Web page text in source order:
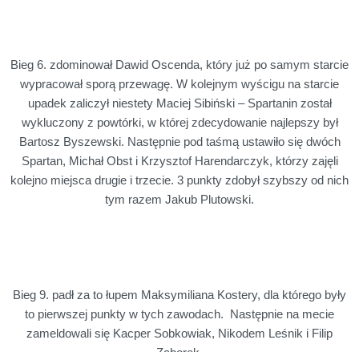
Bieg 6. zdominował Dawid Oscenda, który już po samym starcie
wypracował sporą przewagę. W kolejnym wyścigu na starcie
upadek zaliczył niestety Maciej Sibiński – Spartanin został
wykluczony z powtórki, w której zdecydowanie najlepszy był
Bartosz Byszewski. Następnie pod taśmą ustawiło się dwóch
Spartan, Michał Obst i Krzysztof Harendarczyk, którzy zajęli
kolejno miejsca drugie i trzecie. 3 punkty zdobył szybszy od nich
tym razem Jakub Plutowski.
Bieg 9. padł za to łupem Maksymiliana Kostery, dla którego były
to pierwszej punkty w tych zawodach. Następnie na mecie
zameldowali się Kacper Sobkowiak, Nikodem Leśnik i Filip